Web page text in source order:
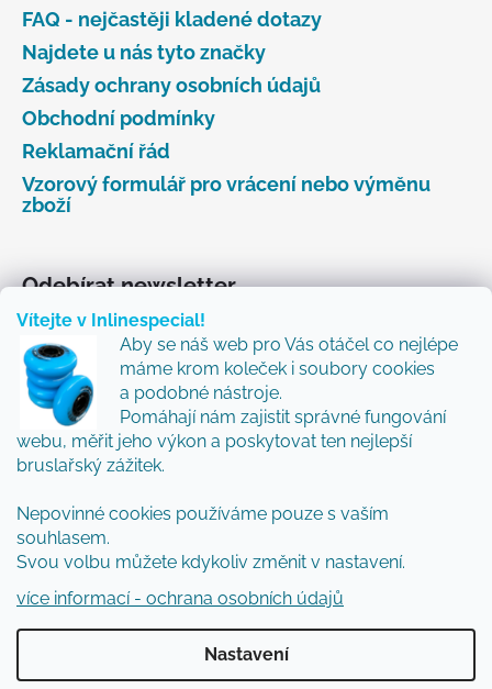
Vítejte v Inlinespecial!
Aby se náš web pro Vás otáčel co nejlépe
máme krom koleček i soubory cookies
a podobné nástroje.
Pomáhají nám zajistit správné fungování
webu, měřit jeho výkon a poskytovat ten nejlepší
bruslařský zážitek.
Nepovinné cookies používáme pouze s vaším
souhlasem.
Svou volbu můžete kdykoliv změnit v nastavení.
více informací - ochrana osobních údajů
Nastavení
FAQ - nejčastěji kladené dotazy
Najdete u nás tyto značky
Zásady ochrany osobních údajů
Obchodní podmínky
Reklamační řád
Vzorový formulář pro vrácení nebo výměnu
zboží
Odebírat newsletter
Vložte svůj e-mail a my vám budeme zasílat informace
o nových produktech na našem e-shopu.
Přidejte se k nám a my Vám budeme zasílat ty nejlepší
novinky a tipy.
E-mail
Vložením e-mailu souhlasíte spodmínkami
ochrany osobních údajů
PŘIHLÁSIT SE